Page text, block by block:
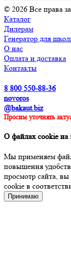
© 2026 Все права
Каталог
Дилерам
Генератор для
О нас
Оплата и доставка
Контакты
8 800 550-88-36
novoros
@bakaut.biz
Просим уточнять
О файлах cookie на
Мы применяем
повышения
просмотр сайта,
cookie в
Принимаю